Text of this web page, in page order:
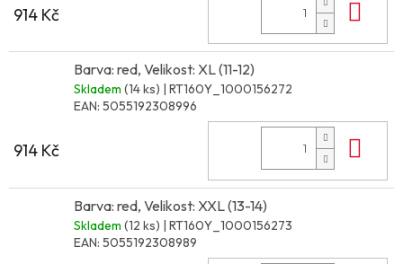
914 Kč
Barva: red, Velikost: XL (11-12)
Skladem (14 ks) | RT160Y_1000156272
EAN: 5055192308996
914 Kč
Barva: red, Velikost: XXL (13-14)
Skladem (12 ks) | RT160Y_1000156273
EAN: 5055192308989